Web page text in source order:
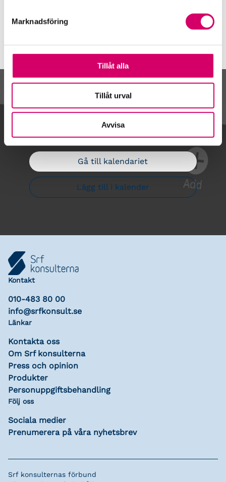
Marknadsföring
Tillåt alla
Tillåt urval
Avvisa
Gå till kalendariet
Lägg till i kalender
Kontakt
010-483 80 00
info@srfkonsult.se
Länkar
Kontakta oss
Om Srf konsulterna
Press och opinion
Produkter
Personuppgiftsbehandling
Följ oss
Sociala medier
Prenumerera på våra nyhetsbrev
Srf konsulternas förbund